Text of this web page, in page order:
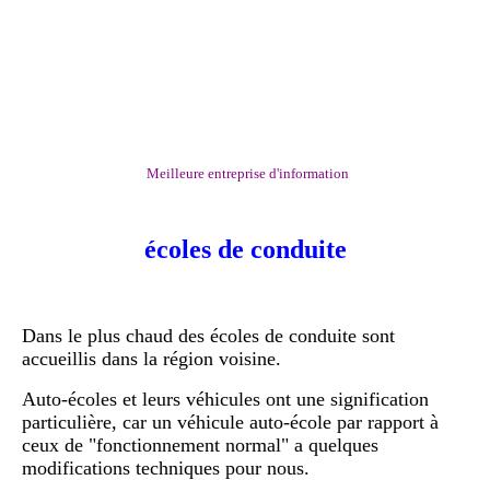
Meilleure entreprise d'information
écoles de conduite
Dans le plus chaud des écoles de conduite sont
accueillis dans la région voisine.
Auto-écoles et leurs véhicules ont une signification
particulière, car un véhicule auto-école par rapport à
ceux de "fonctionnement normal" a quelques
modifications techniques pour nous.